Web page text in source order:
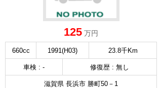
125 万円
660cc 1991(H03) 23.8千Km
車検 : - 修復歴 : 無し
滋賀県 長浜市 勝町50－1